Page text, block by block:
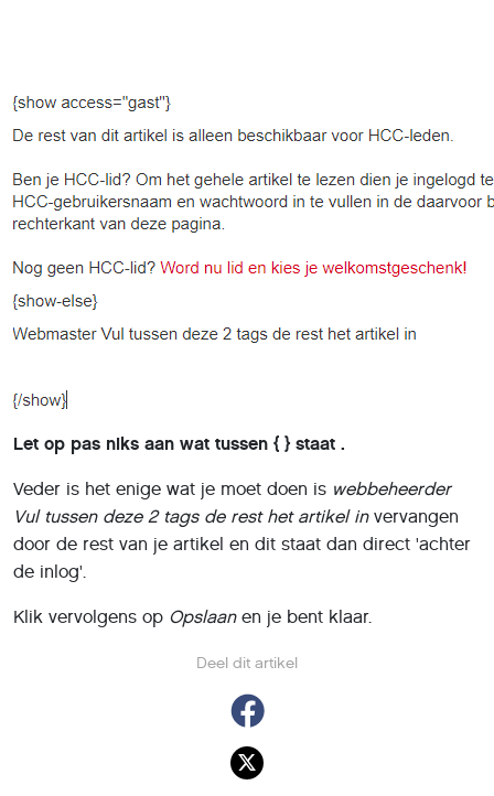
Deel dit artikel
Let op pas niks aan wat tussen { } staat .
Veder is het enige wat je moet doen is webbeheerder
Vul tussen deze 2 tags de rest het artikel invervangen
door de rest van je artikel en dit staat dan direct 'achter
de inlog'.
Klik vervolgens op Opslaanen je bent klaar.